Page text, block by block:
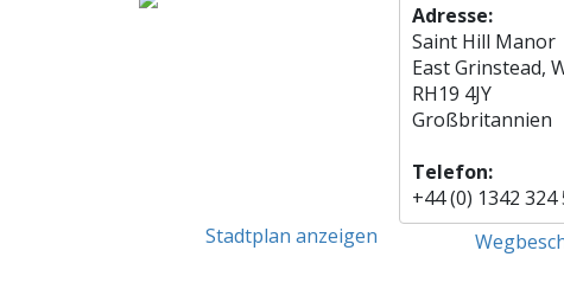
Stadtplan anzeigen
Adresse:
Saint Hill Manor
East Grinstead,
RH19 4JY
Großbritannien
Telefon:
+44 (0) 1342 324